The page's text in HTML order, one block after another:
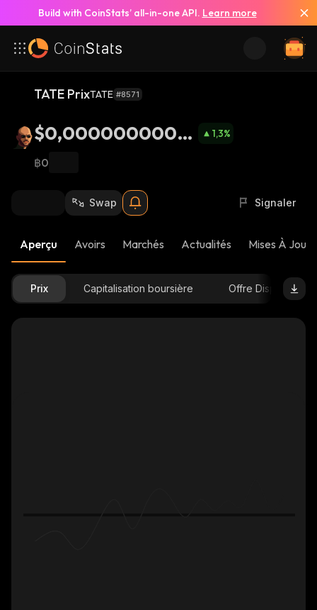
Build with CoinStats’ all-in-one API. Learn more
TATE PrixTATE #8571
$0,00000000010
57
1,3%
฿0
Swap Signaler
Aperçu Avoirs Marchés Actualités Mises À Jour
Prix Capitalisation boursière Offre Disponible